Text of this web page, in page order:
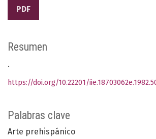
PDF
Palabras clave
Arte prehispánico
Resumen
.
https://doi.org/10.22201/